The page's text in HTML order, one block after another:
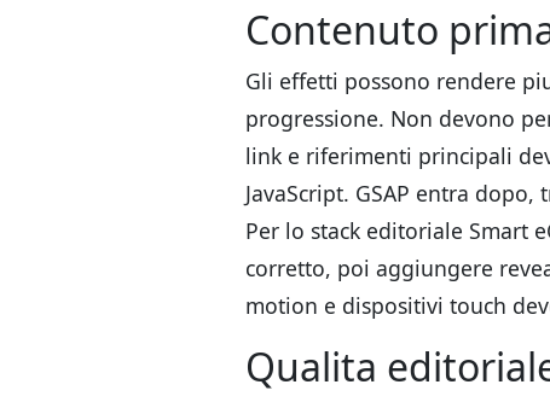
Contenuto
Gli effetti possono rendere
progressione. Non devono
link e riferimenti principali
JavaScript. GSAP entra
Per lo stack editoriale Smart
corretto, poi aggiungere
motion e dispositivi touch
Qualita